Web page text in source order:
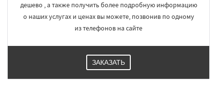
дешево , а также получить более подробную информацию
о наших услугах и ценах вы можете, позвонив по одному
из телефонов на сайте
ЗАКАЗАТЬ